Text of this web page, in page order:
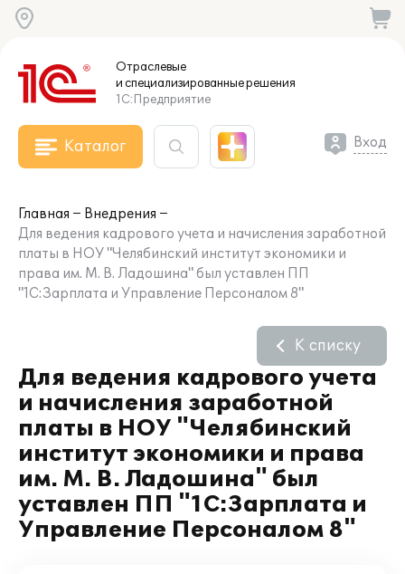
Отраслевые
и специализированныерешения
1С:Предприятие
Каталог Вход
Главная
Внедрения
Для ведения кадрового учета и начисления заработной
платы в НОУ "Челябинский институт экономики и
права им. М. В. Ладошина" был уставлен ПП
"1С:Зарплата и Управление Персоналом 8"
Для ведения кадрового учета
и начисления заработной
платы в НОУ "Челябинский
институт экономики и права
им. М. В. Ладошина" был
уставлен ПП "1С:Зарплата и
Управление Персоналом 8"
К списку